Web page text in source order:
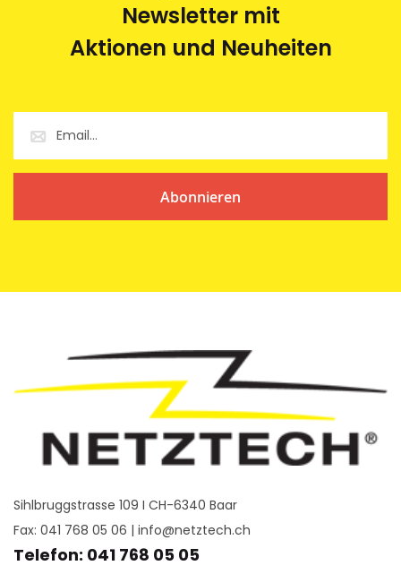
Newsletter mit
Aktionen und Neuheiten
Abonnieren
Sihlbruggstrasse 109 I CH-6340 Baar
Fax: 041 768 05 06 | info@netztech.ch
Telefon: 041 768 05 05